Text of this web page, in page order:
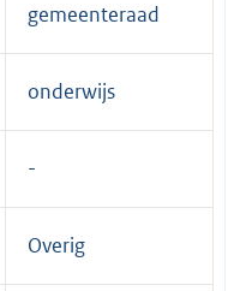
gemeenteraad
onderwijs
Overig